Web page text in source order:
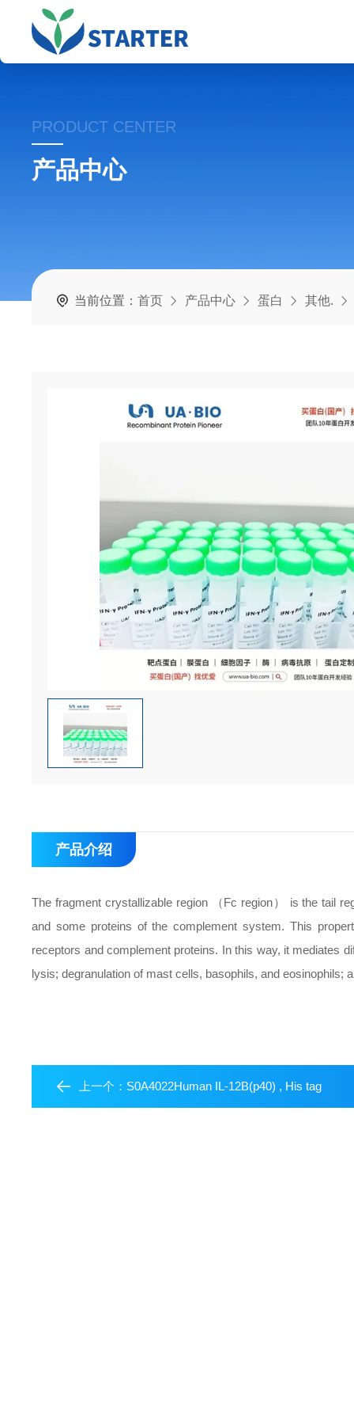
PRODUCT CENTER
产品中心
当前位置：首页 产品中心 蛋白 其他.
产品介绍
The fragment crystallizable region （Fc region） is the tail
and some proteins of the complement system. This
receptors and complement proteins. In this way, it mediates
lysis; degranulation of mast cells, basophils, and eosinophils;
上一个： S0A4022Human IL-12B(p40) , His tag